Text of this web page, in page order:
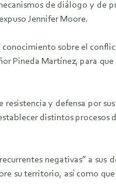
de diálogo y de
Jennifer Moore.
sobre el
Martínez, para que
y defensa por
distintos
negativas” a sus
su territorio, así como